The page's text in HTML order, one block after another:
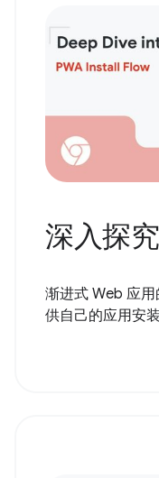
深入探
渐进式 Web 应
供自己的应用安